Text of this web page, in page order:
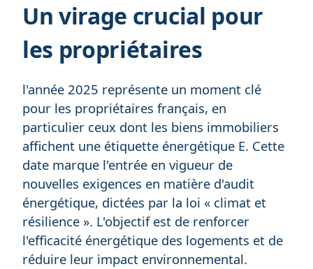
Un virage crucial pour
les propriétaires
l'année 2025 représente un moment clé
pour les propriétaires français, en
particulier ceux dont les biens immobiliers
affichent une étiquette énergétique E. Cette
date marque l'entrée en vigueur de
nouvelles exigences en matière d'audit
énergétique, dictées par la loi « climat et
résilience ». L'objectif est de renforcer
l'efficacité énergétique des logements et de
réduire leur impact environnemental.